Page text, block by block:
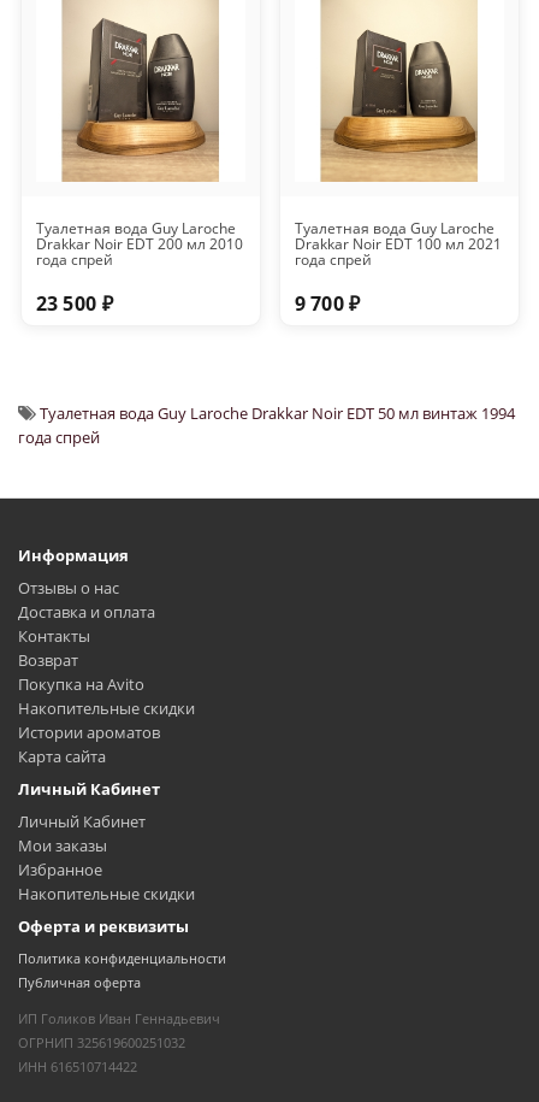
Туалетная вода Guy Laroche
Drakkar Noir EDT 200 мл 2010
года спрей
23 500 ₽
Туалетная вода Guy Laroche
Drakkar Noir EDT 100 мл 2021
года спрей
9 700 ₽
Туалетная вода Guy Laroche Drakkar Noir EDT 50 мл винтаж 1994
года спрей
Информация
Отзывы о нас
Доставка и оплата
Контакты
Возврат
Покупка на Avito
Накопительные скидки
Истории ароматов
Карта сайта
Личный Кабинет
Личный Кабинет
Мои заказы
Избранное
Накопительные скидки
Оферта и реквизиты
Политика конфиденциальности
Публичная оферта
ИП Голиков Иван Геннадьевич
ОГРНИП 325619600251032
ИНН 616510714422